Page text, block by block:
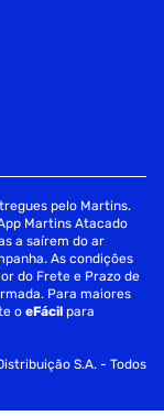
pelo Martins.
Martins Atacado
a saírem do ar
As condições
do Frete e Prazo de
Para maiores
oeFácil para
S.A. - Todos